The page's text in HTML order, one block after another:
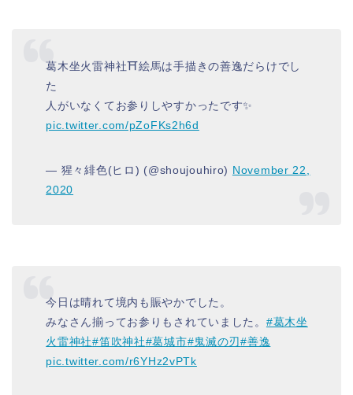
葛木坐火雷神社⛩絵馬は手描きの善逸だらけでし
た
人がいなくてお参りしやすかったです✨
pic.twitter.com/pZoFKs2h6d
— 猩々緋色(ヒロ) (@shoujouhiro) November 22,
2020
今日は晴れて境内も賑やかでした。
みなさん揃ってお参りもされていました。 #葛木坐
火雷神社#笛吹神社#葛城市#鬼滅の刃#善逸
pic.twitter.com/r6YHz2vPTk